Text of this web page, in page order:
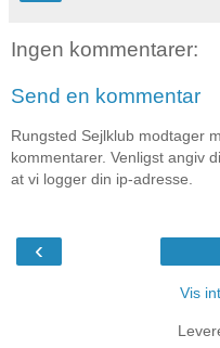
Ingen kommentarer:
Send en kommentar
Rungsted Sejlklub modtager
kommentarer. Venligst angiv
at vi logger din ip-adresse.
‹
Vis